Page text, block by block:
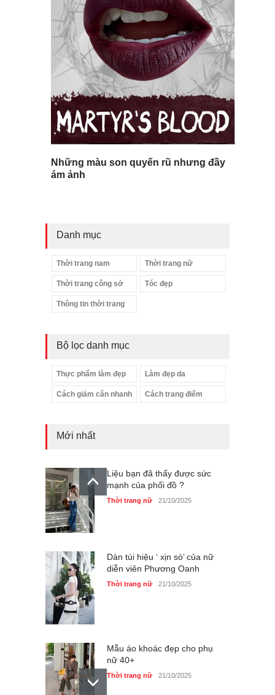
Những màu son quyến rũ nhưng đầy
ám ảnh
Danh mục
Thời trang nam Thời trang nữ
Thời trang công sở Tóc đẹp
Thông tin thời trang
Bộ lọc danh mục
Thực phẩm làm đẹp Làm đẹp da
Cách giảm cân nhanh Cách trang điểm
Mới nhất
Liệu bạn đã thấy được sức
mạnh của phối đồ ?
Thời trang nữ 21/10/2025
Dàn túi hiệu ‘ xịn sò’ của nữ
diễn viên Phương Oanh
Thời trang nữ 21/10/2025
Mẫu áo khoác đẹp cho phụ
nữ 40+
Thời trang nữ 21/10/2025